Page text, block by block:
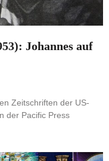
Johannes auf
Zeitschriften der US-
der Pacific Press